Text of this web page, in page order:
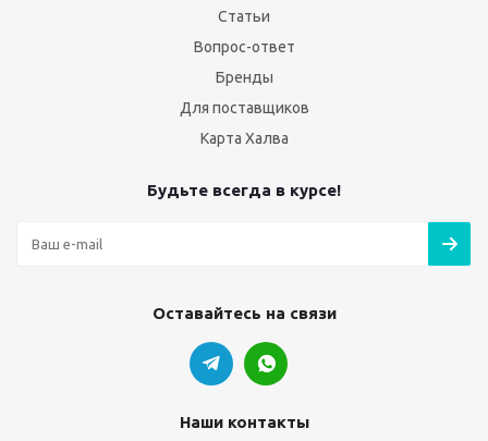
Статьи
Вопрос-ответ
Бренды
Для поставщиков
Карта Халва
Будьте всегда в курсе!
Оставайтесь на связи
Наши контакты